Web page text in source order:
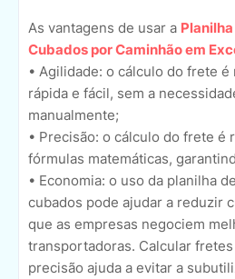
As vantagens de usar a
Cubados por Caminhão em
• Agilidade: o cálculo do frete
rápida e fácil, sem a
manualmente;
• Precisão: o cálculo do frete é
fórmulas matemáticas,
• Economia: o uso da planilha
cubados pode ajudar a reduzir
que as empresas negociem
transportadoras. Calcular
precisão ajuda a evitar a